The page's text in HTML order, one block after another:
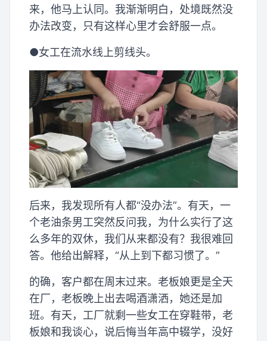
来，他马上认同。我渐渐明白，处境既然没
办法改变，只有这样心里才会舒服一点。
●女工在流水线上剪线头。
后来，我发现所有人都“没办法”。有天，一
个老油条男工突然反问我，为什么实行了这
么多年的双休，我们从来都没有？我很难回
答。他给出解释，“从上到下都习惯了。”
的确，客户都在周末过来。老板娘更是全天
在厂，老板晚上出去喝酒潇洒，她还是加
班。有天，工厂就剩一些女工在穿鞋带，老
板娘和我谈心，说后悔当年高中辍学，没好